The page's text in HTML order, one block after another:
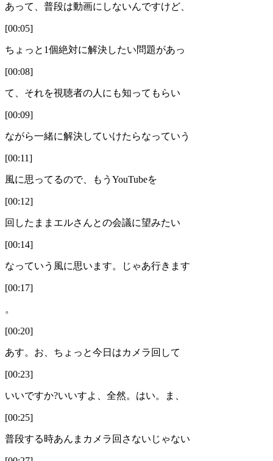
あって、普段は動画にしないんですけど、
[00:05]
ちょっと1個絶対に解決したい問題があっ
[00:08]
て、それを視聴者の人にも知ってもらい
[00:09]
ながら一緒に解決していけたらなっていう
[00:11]
風に思ってるので、もうYouTubeを
[00:12]
回したままエルさんとの会議に望みたい
[00:14]
なっていう風に思います。じゃあ行きます
[00:17]
。
[00:20]
あす。お、ちょっと今日はカメラ回して
[00:23]
いいですか?いいすよ、全然。はい。ま、
[00:25]
普段する時あんまカメラ回さないじゃない